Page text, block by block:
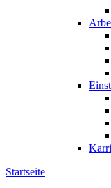
Startseite